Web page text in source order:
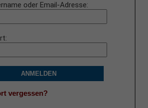
oder Email-Adresse
ANMELDEN
vergessen?